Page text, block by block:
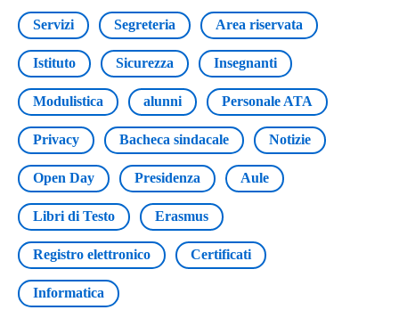
Servizi Segreteria Area riservata
Istituto Sicurezza Insegnanti
Modulistica alunni Personale ATA
Privacy Bacheca sindacale Notizie
Open Day Presidenza Aule
Libri di Testo Erasmus
Registro elettronico Certificati
Informatica